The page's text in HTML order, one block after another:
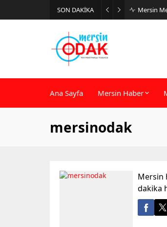
SON DAKİKA Mersin
Ana Sayfa Mersin Haber
mersinodak
Mersin
dakika